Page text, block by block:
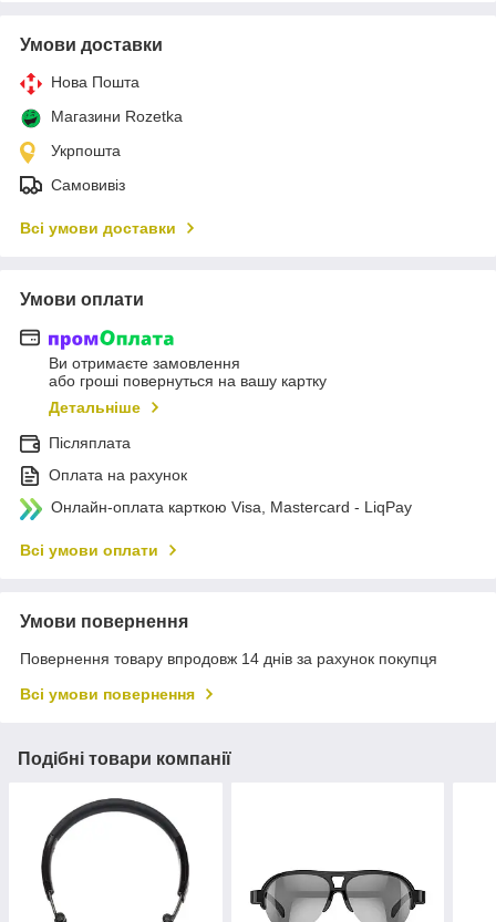
Умови доставки
Нова Пошта
Магазини Rozetka
Укрпошта
Самовивіз
Всі умови доставки
Умови оплати
Ви отримаєте замовлення
або гроші повернуться на вашу картку
Детальніше
Післяплата
Оплата на рахунок
Онлайн-оплата карткою Visa, Mastercard - LiqPay
Всі умови оплати
Умови повернення
Повернення товару впродовж 14 днів за рахунок покупця
Всі умови повернення
Подібні товари компанії